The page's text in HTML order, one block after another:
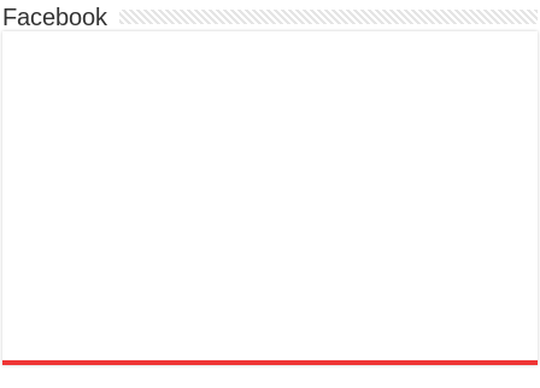
Facebook